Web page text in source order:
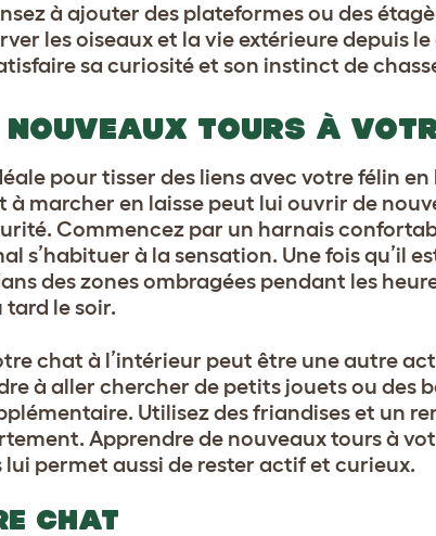
à ajouter des plateformes ou des
les oiseaux et la vie extérieure depuis
sa curiosité et son instinct de
NOUVEAUX TOURS À
pour tisser des liens avec votre félin
marcher en laisse peut lui ouvrir de
Commencez par un harnais
s’habituer à la sensation. Une fois qu’il
des zones ombragées pendant les
le soir.
chat à l’intérieur peut être une autre
à aller chercher de petits jouets ou des
Utilisez des friandises et un
Apprendre de nouveaux tours à
lui permet aussi de rester actif et curieux.
CHAT